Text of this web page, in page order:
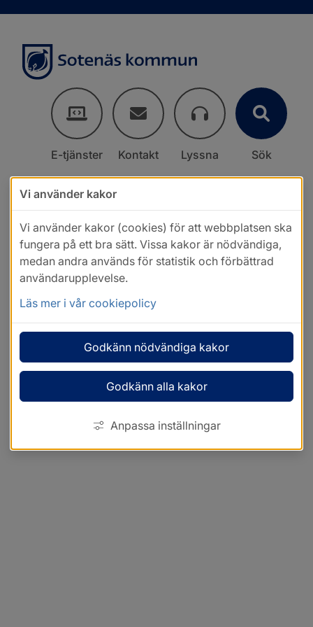
E-tjänster Kontakt Lyssna Sök
Vi använder kakor
Vi använder kakor (cookies) för att webbplatsen ska
fungera på ett bra sätt. Vissa kakor är nödvändiga,
medan andra används för statistik och förbättrad
användarupplevelse.
Läs mer i vår cookiepolicy
Godkänn nödvändiga kakor
Godkänn alla kakor
Anpassa inställningar